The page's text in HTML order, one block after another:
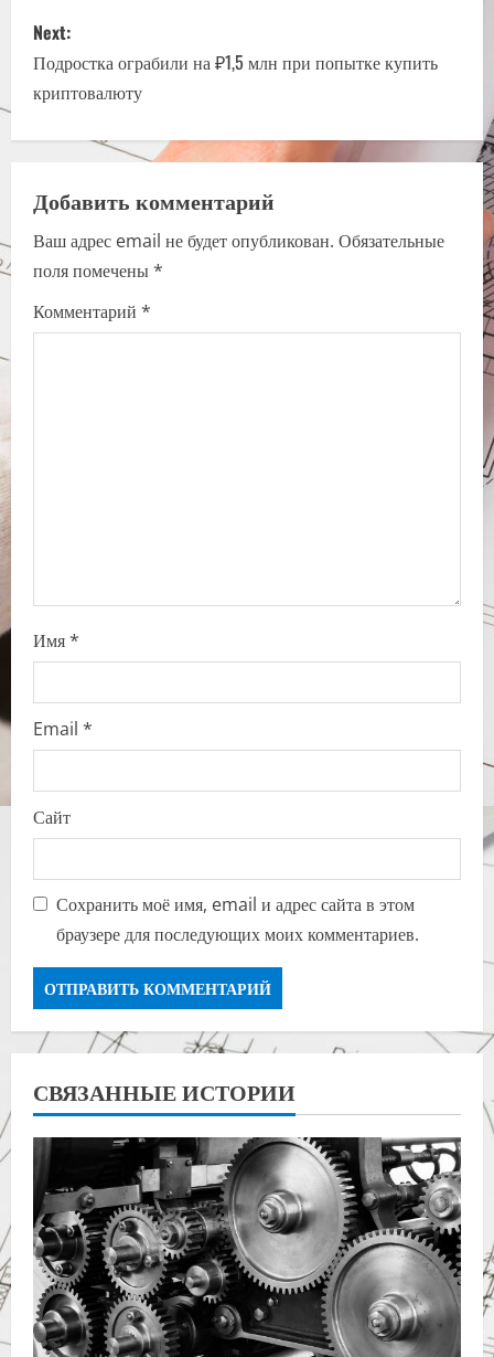
t
n
a
v
i
g
a
Next:
Подростка ограбили на ₽1,5 млн при попытке купить
криптовалюту
Добавить комментарий
Ваш адрес email не будет опубликован. Обязательные
поля помечены*
Комментарий *
Имя*
Email *
Сайт
Сохранить моё имя, email и адрес сайта в этом
браузере для последующих моих комментариев.
СВЯЗАННЫЕ ИСТОРИИ